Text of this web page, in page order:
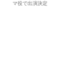
マ役で出演決定